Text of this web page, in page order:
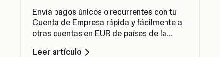
Envía pagos únicos o recurrentes con tu
Cuenta de Empresa rápida y fácilmente a
otras cuentas en EUR de países de la
Leer artículo